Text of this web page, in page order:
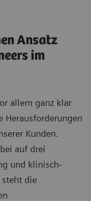
Ansatz
im
allem ganz klar
Herausforderungen
Kunden.
auf drei
und klinisch-
steht die